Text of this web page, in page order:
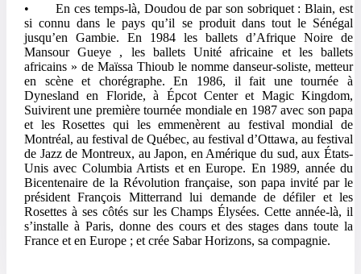
• En ces temps-là, Doudou de par son sobriquet : Blain, est
si connu dans le pays qu’il se produit dans tout le Sénégal
jusqu’en Gambie. En 1984 les ballets d’Afrique Noire de
Mansour Gueye , les ballets Unité africaine et les ballets
africains » de Maïssa Thioub le nomme danseur-soliste, metteur
en scène et chorégraphe. En 1986, il fait une tournée à
Dynesland en Floride, à Épcot Center et Magic Kingdom,
Suivirent une première tournée mondiale en 1987 avec son papa
et les Rosettes qui les emmenèrent au festival mondial de
Montréal, au festival de Québec, au festival d’Ottawa, au festival
de Jazz de Montreux, au Japon, en Amérique du sud, aux États-
Unis avec Columbia Artists et en Europe. En 1989, année du
Bicentenaire de la Révolution française, son papa invité par le
président François Mitterrand lui demande de défiler et les
Rosettes à ses côtés sur les Champs Élysées. Cette année-là, il
s’installe à Paris, donne des cours et des stages dans toute la
France et en Europe ; et crée Sabar Horizons, sa compagnie.